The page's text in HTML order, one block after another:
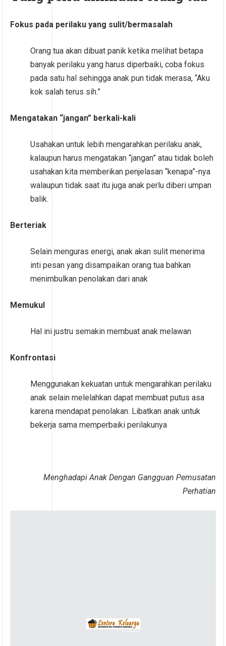
Fokus pada perilaku yang sulit/bermasalah
Orang tua akan dibuat panik ketika melihat betapa
banyak perilaku yang harus diperbaiki, coba fokus
pada satu hal sehingga anak pun tidak merasa, “Aku
kok salah terus sih.”
Mengatakan “jangan” berkali-kali
Usahakan untuk lebih mengarahkan perilaku anak,
kalaupun harus mengatakan “jangan” atau tidak boleh
usahakan kita memberikan penjelasan “kenapa”-nya
walaupun tidak saat itu juga anak perlu diberi umpan
balik.
Berteriak
Selain menguras energi, anak akan sulit menerima
inti pesan yang disampaikan orang tua bahkan
menimbulkan penolakan dari anak
Memukul
Hal ini justru semakin membuat anak melawan
Konfrontasi
Menggunakan kekuatan untuk mengarahkan perilaku
anak selain melelahkan dapat membuat putus asa
karena mendapat penolakan. Libatkan anak untuk
bekerja sama memperbaiki perilakunya
Menghadapi Anak Dengan Gangguan Pemusatan
Perhatian